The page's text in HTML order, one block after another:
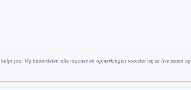
jou. Wij beoordelen alle reacties en opmerkingen voordat wij ze live zetten op